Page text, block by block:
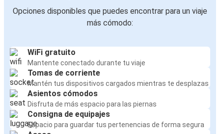
Opciones disponibles que puedes encontrar para un viaje
más cómodo:
WiFi gratuito
Mantente conectado durante tu viaje
Tomas de corriente
Mantén tus dispositivos cargados mientras te desplazas
Asientos cómodos
Disfruta de más espacio para las piernas
Consigna de equipajes
Espacio para guardar tus pertenencias de forma segura